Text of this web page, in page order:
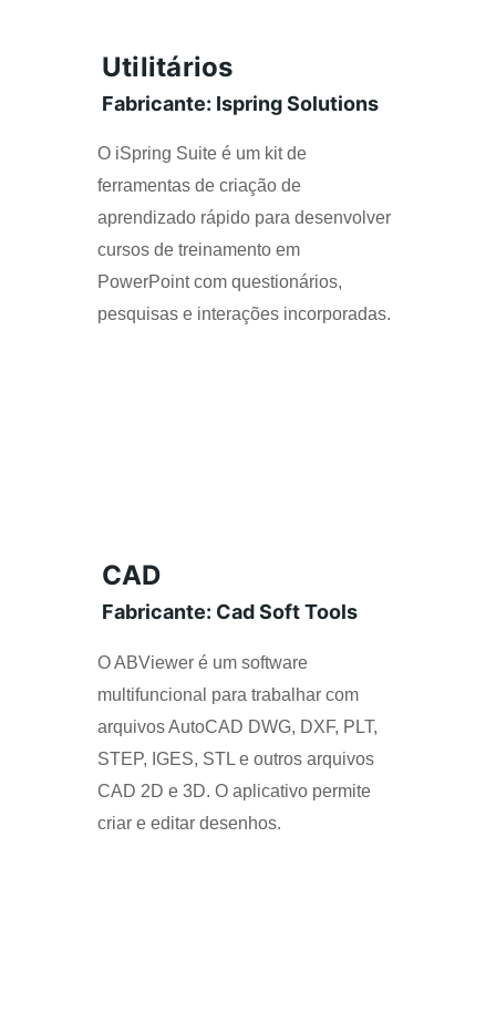
O iSpring Suite é um kit de
ferramentas de criação de
aprendizado rápido para desenvolver
cursos de treinamento em
PowerPoint com questionários,
pesquisas e interações incorporadas.
O ABViewer é um software
multifuncional para trabalhar com
arquivos AutoCAD DWG, DXF, PLT,
STEP, IGES, STL e outros arquivos
CAD 2D e 3D. O aplicativo permite
criar e editar desenhos.
Utilitários
Fabricante: Ispring Solutions
CAD
Fabricante: Cad Soft Tools